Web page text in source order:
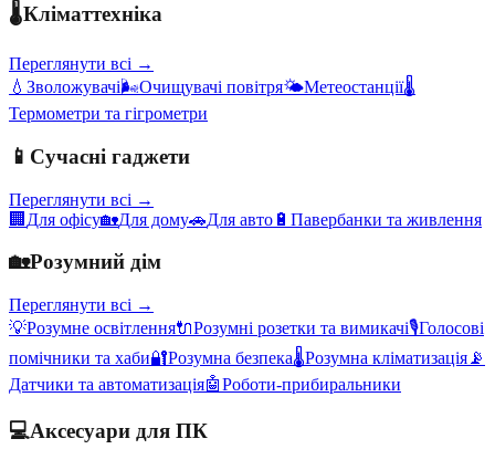
🌡️Кліматтехніка
Переглянути всі →
💧 Зволожувачі🌬️Очищувачі повітря🌤️Метеостанції🌡️
Термометри та гігрометри
📱 Сучасні гаджети
Переглянути всі →
🏢 Для офісу🏡Для дому🚗Для авто 🔋 Павербанки та живлення
🏡Розумний дім
Переглянути всі →
💡Розумне освітлення🔌Розумні розетки та вимикачі🎙️Голосові
помічники та хаби🔐Розумна безпека🌡️Розумна кліматизація 📡
Датчики та автоматизація🤖Роботи-прибиральники
💻Аксесуари для ПК